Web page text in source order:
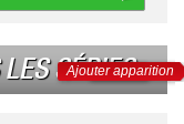
SÉRIES
Ajouter apparition